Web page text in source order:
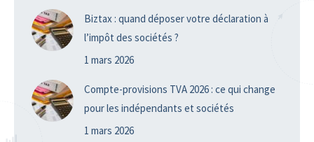
Biztax : quand déposer votre déclaration à
l’impôt des sociétés ?
1 mars 2026
Compte-provisions TVA 2026 : ce qui change
pour les indépendants et sociétés
1 mars 2026